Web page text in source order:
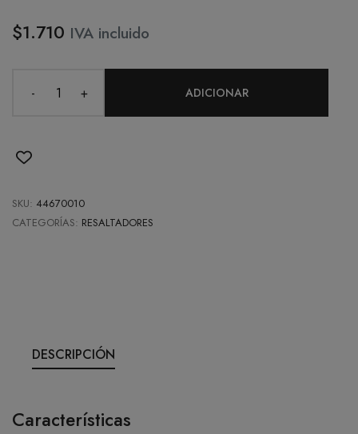
$1.710 IVA incluido
- + ADICIONAR
SKU: 44670010
CATEGORÍAS: RESALTADORES
DESCRIPCIÓN
Características